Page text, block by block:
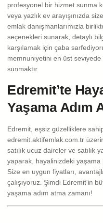
profesyonel bir hizmet sunma
veya yazlık ev arayışınızda
emlak danışmanlarımızla
seçenekleri sunarak, detaylı
karşılamak için çaba
memnuniyetini en üst
sunmaktır.
Edremit’te
Yaşama Adım
Edremit, eşsiz güzelliklere
edremit.aktifemlak.com.tr
satılık ucuz daireler ve satılık
yaparak, hayalinizdeki yaşama
Size en uygun fiyatları,
çalışıyoruz. Şimdi Edremit’in
yaşama adım atma zamanı!